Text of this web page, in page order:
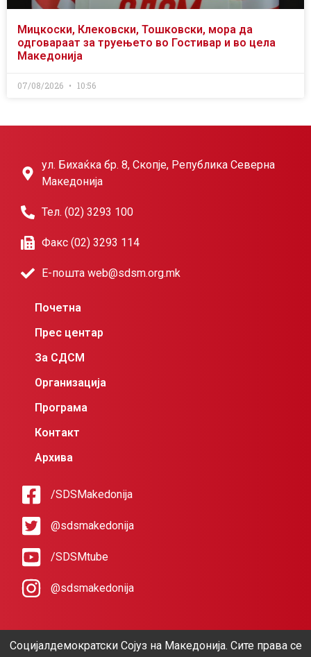
Мицкоски, Клековски, Тошковски, мора да
одговараат за труењето во Гостивар и во цела
Македонија
07/08/2026 10:56
ул. Бихаќка бр. 8, Скопје, Република Северна
Македонија
Тел. (02) 3293 100
Факс (02) 3293 114
Е-пошта web@sdsm.org.mk
Почетна
Прес центар
За СДСМ
Организација
Програма
Контакт
Архива
/SDSMakedonija
@sdsmakedonija
/SDSMtube
@sdsmakedonija
Социјалдемократски Сојуз на Македонија. Сите права се